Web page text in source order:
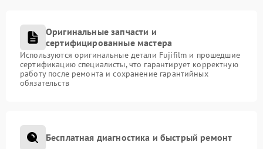
Оригинальные запчасти и
сертифицированные мастера
Используются оригинальные детали Fujifilm и прошедшие
сертификацию специалисты, что гарантирует корректную
работу после ремонта и сохранение гарантийных
обязательств
Бесплатная диагностика и быстрый ремонт